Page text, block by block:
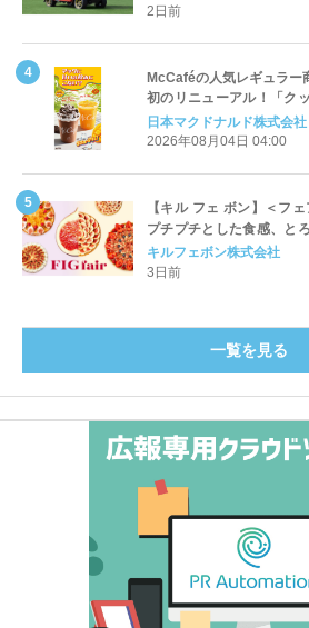
2日前
McCaféの人気レギュラー
初のリニューアル！「ク
ッペ」「マンゴースムー
開始
日本マクドナルド株式会社
2026年08月04日 04:00
【キル フェ ボン】＜フ
プチプチとした食感、と
をたっぷりと。新作を含
登場8月20日（木）スタート
キルフェボン株式会社
3日前
一覧を見る